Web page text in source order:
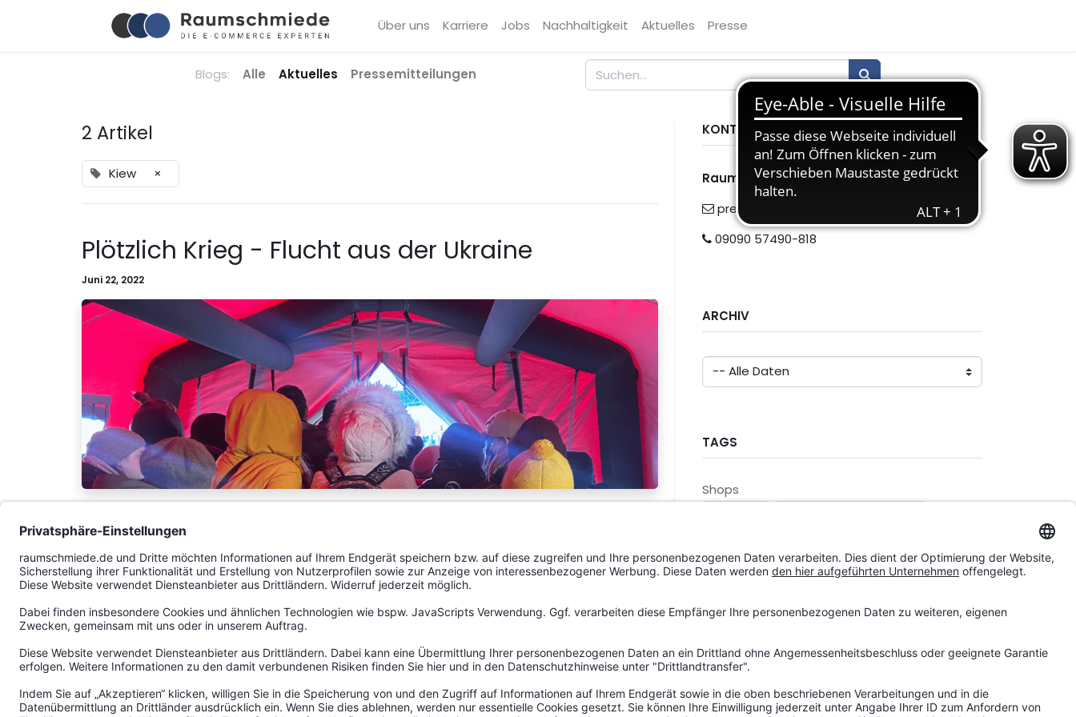
Über uns Karriere Jobs Nachhaltigkeit Aktuelles Presse
Blogs: Alle Aktuelles Pressemitteilungen
2 Artikel
Kiew ×
Plötzlich Krieg - Flucht aus der Ukraine
Juni 22, 2022
Raumschmiede goes Ukraine
Nov. 10, 2020
KONTAKT
Raumschmiede GmbH
presse@raumschmiede.de
09090 57490-818
ARCHIV
TAGS
Shops
Genderkingen Heubach Kiew Posen
Arbeitskultur
Ausbildung
Führungsleitbild
MachwasmitImpact
Nachhaltigkeit